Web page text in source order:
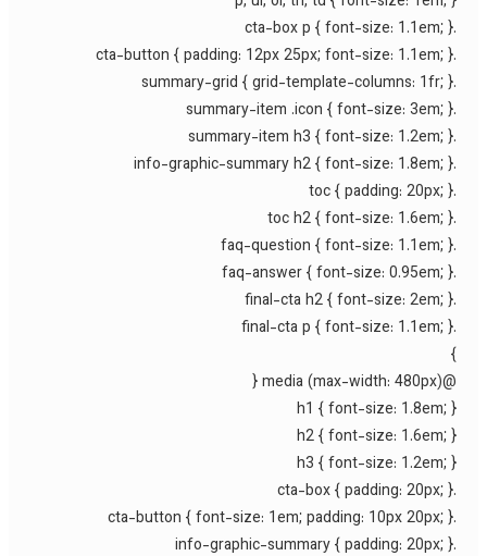
h1 { font-size: 1.8em;
h2 { font-size: 1.6em;
h3 { font-size: 1.2em;